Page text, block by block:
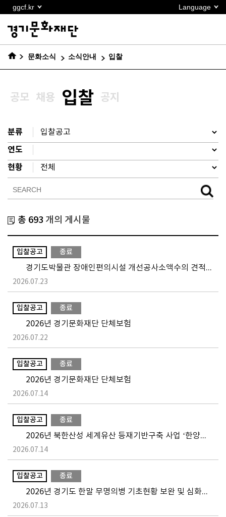
바로가기
ggcf.kr Language
문화소식 소식안내 입찰
공모 채용 입찰 공지
분류
연도
현황
총 693 개의 게시물
입찰공고 종료
경기도박물관 장애인편의시설 개선공사소액수의 견적제출 안내공고
2026.07.23
입찰공고 종료
2026년 경기문화재단 단체보험
2026.07.22
입찰공고 종료
2026년 경기문화재단 단체보험
2026.07.14
입찰공고 종료
2026년 북한산성 세계유산 등재기반구축 사업 ‘한양의 수도성곽’ 현장실사 행사대행 용역 입찰 긴급 공고
2026.07.14
입찰공고 종료
2026년 경기도 한말 무명의병 기초현황 보완 및 심화연구 학술용역 입찰 재공고
2026.07.13